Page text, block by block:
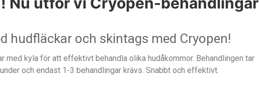
hudfläckar och skintags med Cryopen!
med kyla för att effektivt behandla olika hudåkommor. Behandlingen tar
och endast 1-3 behandlingar krävs. Snabbt och effektivt.